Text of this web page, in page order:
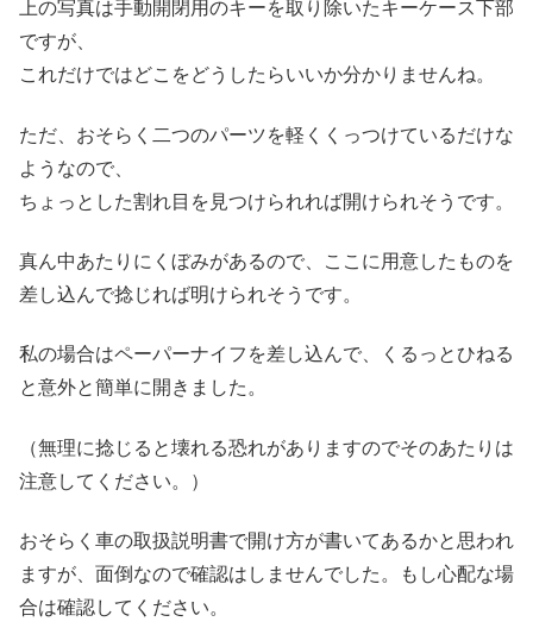
上の写真は手動開閉用のキーを取り除いたキーケース下部
ですが、
これだけではどこをどうしたらいいか分かりませんね。
ただ、おそらく二つのパーツを軽くくっつけているだけな
ようなので、
ちょっとした割れ目を見つけられれば開けられそうです。
真ん中あたりにくぼみがあるので、ここに用意したものを
差し込んで捻じれば明けられそうです。
私の場合はペーパーナイフを差し込んで、くるっとひねる
と意外と簡単に開きました。
（無理に捻じると壊れる恐れがありますのでそのあたりは
注意してください。）
おそらく車の取扱説明書で開け方が書いてあるかと思われ
ますが、面倒なので確認はしませんでした。もし心配な場
合は確認してください。